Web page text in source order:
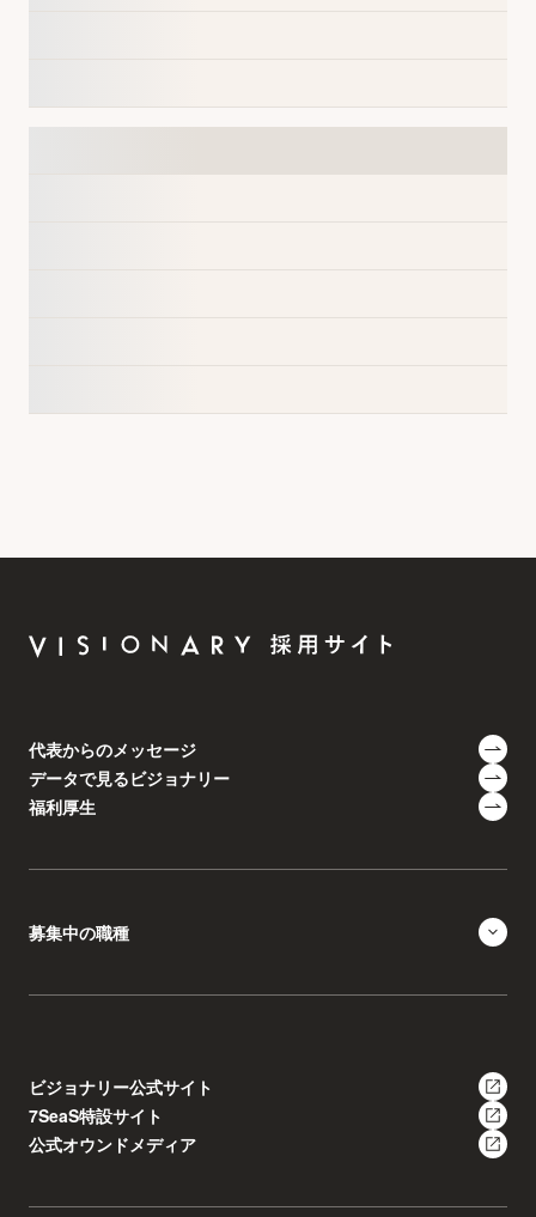
代表からのメッセージ
データで見るビジョナリー
福利厚生
募集中の職種
ビジョナリー公式サイト
7SeaS特設サイト
公式オウンドメディア